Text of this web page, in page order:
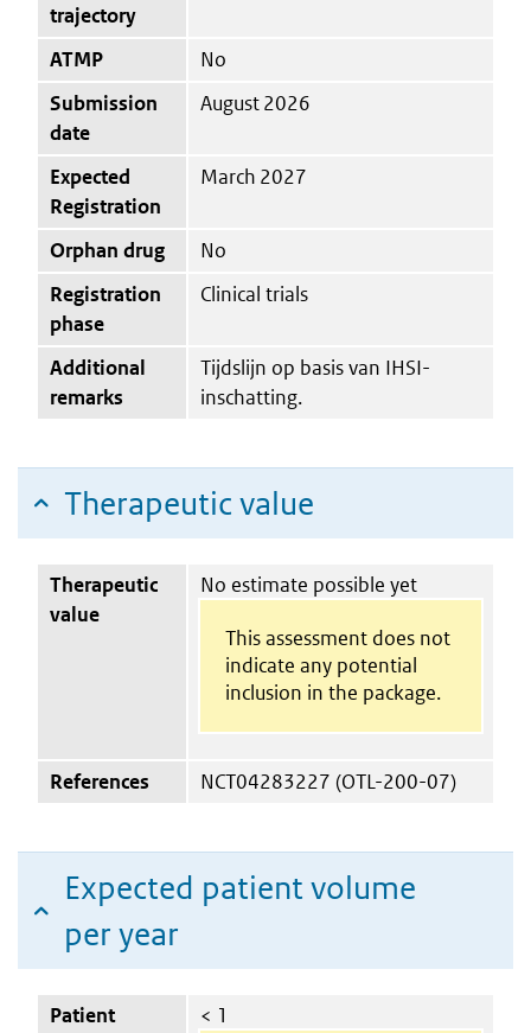
trajectory
ATMP
No
Submission
date
August 2026
Expected
Registration
March 2027
Orphan drug
No
Registration
phase
Clinical trials
Additional
remarks
Tijdslijn op basis van IHSI-
inschatting.
Therapeutic value
Therapeutic
value
No estimate possible yet
This assessment does not
indicate any potential
inclusion in the package.
References NCT04283227 (OTL-200-07)
Expected patient volume
per year
Patient
< 1